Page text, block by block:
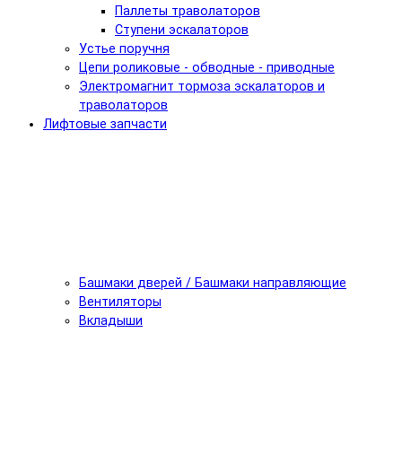
Паллеты траволаторов
Ступени эскалаторов
Устье поручня
Цепи роликовые - обводные - приводные
Электромагнит тормоза эскалаторов и
траволаторов
Лифтовые запчасти
Башмаки дверей / Башмаки направляющие
Вентиляторы
Вкладыши